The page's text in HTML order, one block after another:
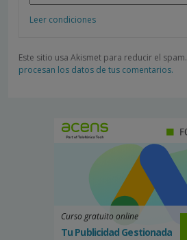
Leer condiciones
Este sitio usa Akismet para reducir el spam.
procesan los datos de tus comentarios.
Curso gratuito online
Tu Publicidad Gestionada